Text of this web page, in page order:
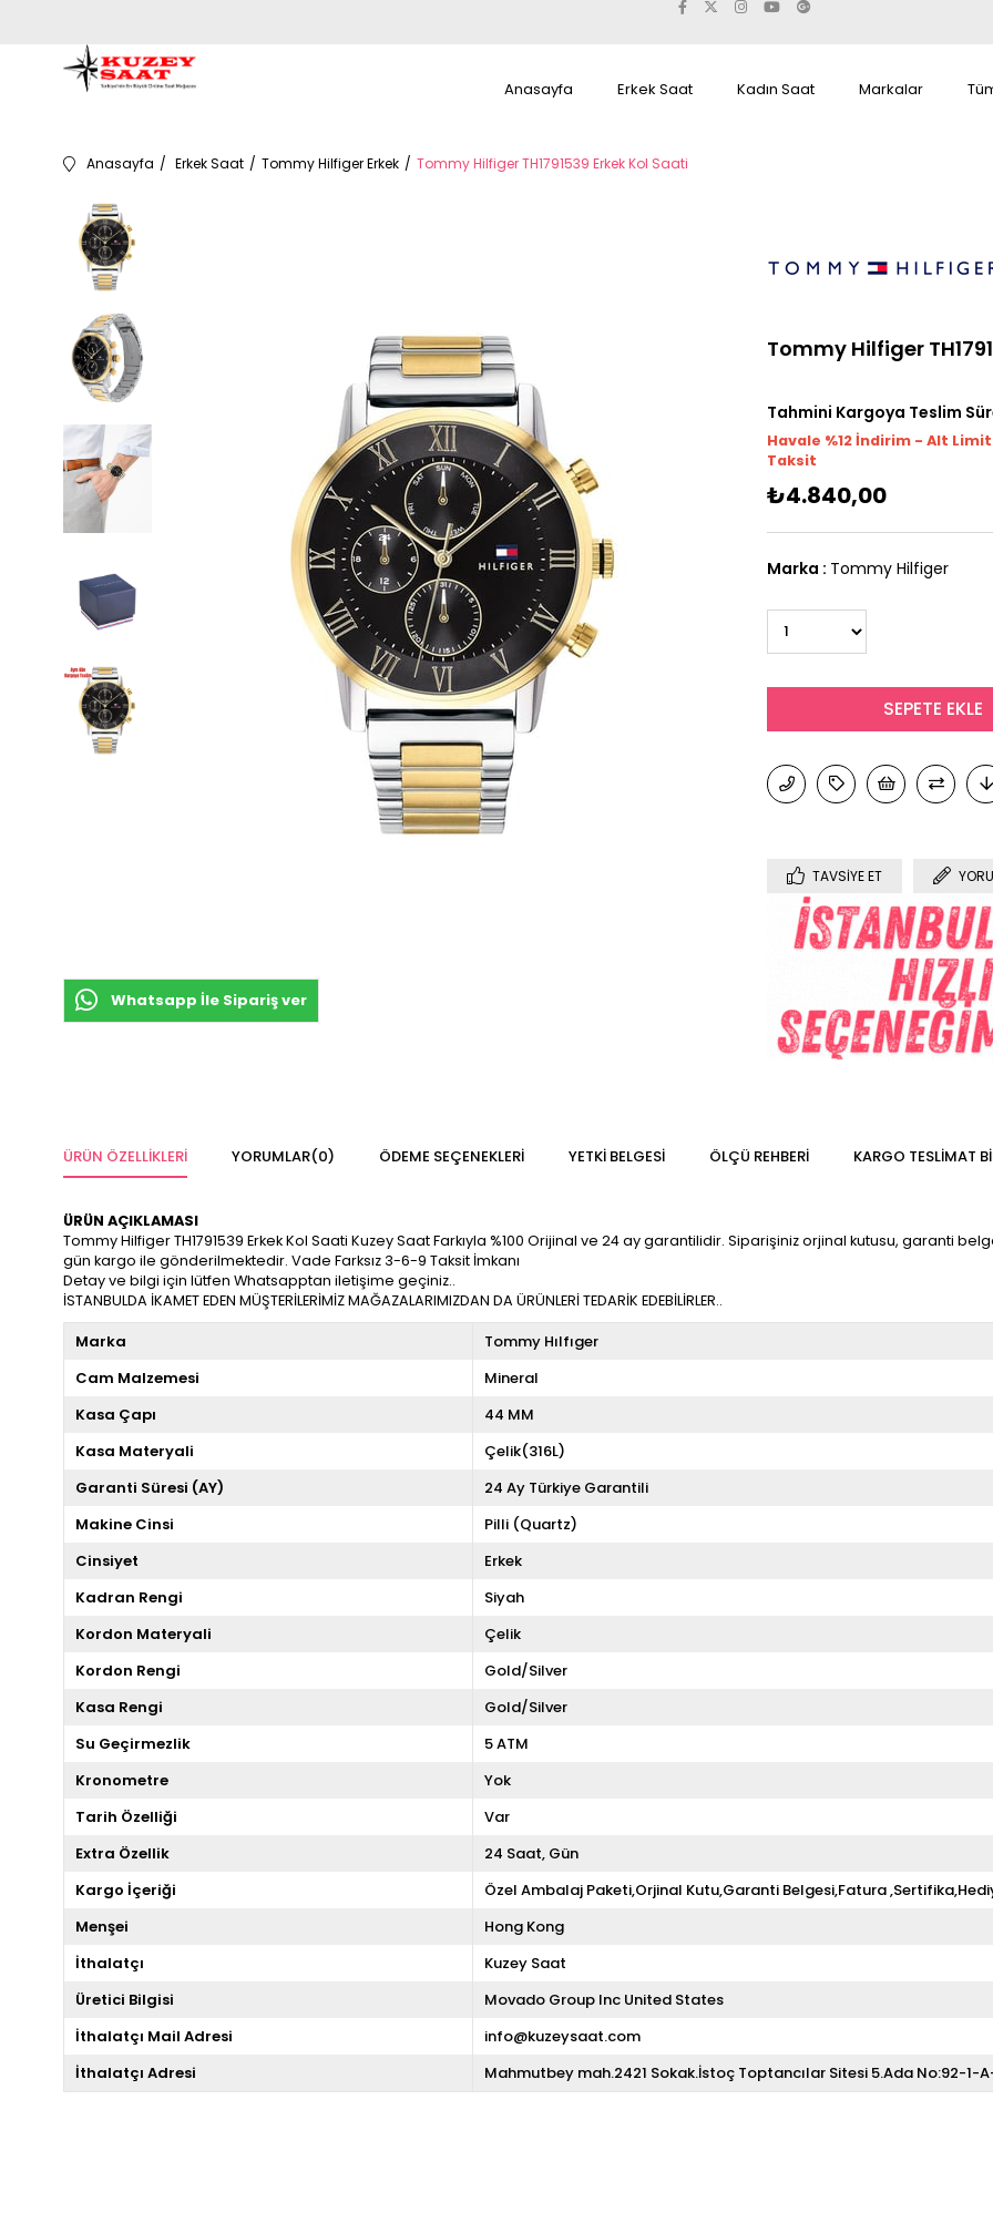
Anasayfa Erkek Saat Kadın Saat Markalar
Anasayfa Erkek Saat Tommy Hilfiger Erkek Tommy Hilfiger TH1791539 Erkek Kol Saati
Whatsapp İle Sipariş ver
Tommy Hilfiger
Tahmini Kargoya Teslim
Havale %12 İndirim - Alt Limit
Taksit
₺4.840,00
Marka : Tommy Hilfiger
TAVSIYE ET
ÜRÜN ÖZELLIKLERI YORUMLAR(0) ÖDEME SEÇENEKLERI YETKİ BELGESİ ÖLÇÜ REHBERI KARGO TESLIMAT
ÜRÜN AÇIKLAMASI
Tommy Hilfiger TH1791539 Erkek Kol Saati Kuzey Saat Farkıyla %100 Orijinal ve 24 ay garantilidir. Siparişiniz orjinal kutusu, garanti
gün kargo ile gönderilmektedir. Vade Farksız 3-6-9 Taksit İmkanı
Detay ve bilgi için lütfen Whatsapptan iletişime geçiniz..
İSTANBULDA İKAMET EDEN MÜŞTERİLERİMİZ MAĞAZALARIMIZDAN DA ÜRÜNLERİ TEDARİK EDEBİLİRLER..
Marka
Tommy Hılfıger
Cam Malzemesi
Mineral
Kasa Çapı
44 MM
Kasa Materyali
Çelik(316L)
Garanti Süresi (AY)
24 Ay Türkiye Garantili
Makine Cinsi
Pilli (Quartz)
Cinsiyet
Erkek
Kadran Rengi
Siyah
Kordon Materyali
Çelik
Kordon Rengi
Gold/Silver
Kasa Rengi
Gold/Silver
Su Geçirmezlik
5 ATM
Kronometre
Yok
Tarih Özelliği
Var
Extra Özellik
24 Saat Gün
Kargo İçeriği
Özel Ambalaj Paketi,Orjinal Kutu,Garanti Belgesi,Fatura
Menşei
Hong Kong
İthalatçı
Kuzey Saat
Üretici Bilgisi
Movado Group Inc United States
İthalatçı Mail Adresi
info@kuzeysaat.com
İthalatçı Adresi
Mahmutbey mah.2421 Sokak.İstoç Toptancılar Sitesi 5.Ada No:92-1-